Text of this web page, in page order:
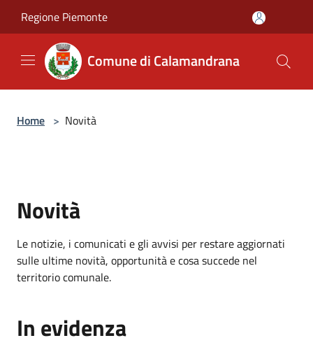
Regione Piemonte
Comune di Calamandrana
Home > Novità
Novità
Le notizie, i comunicati e gli avvisi per restare aggiornati
sulle ultime novità, opportunità e cosa succede nel
territorio comunale.
In evidenza